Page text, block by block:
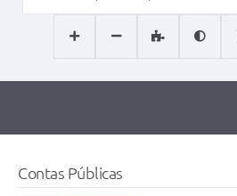
Contas Públicas